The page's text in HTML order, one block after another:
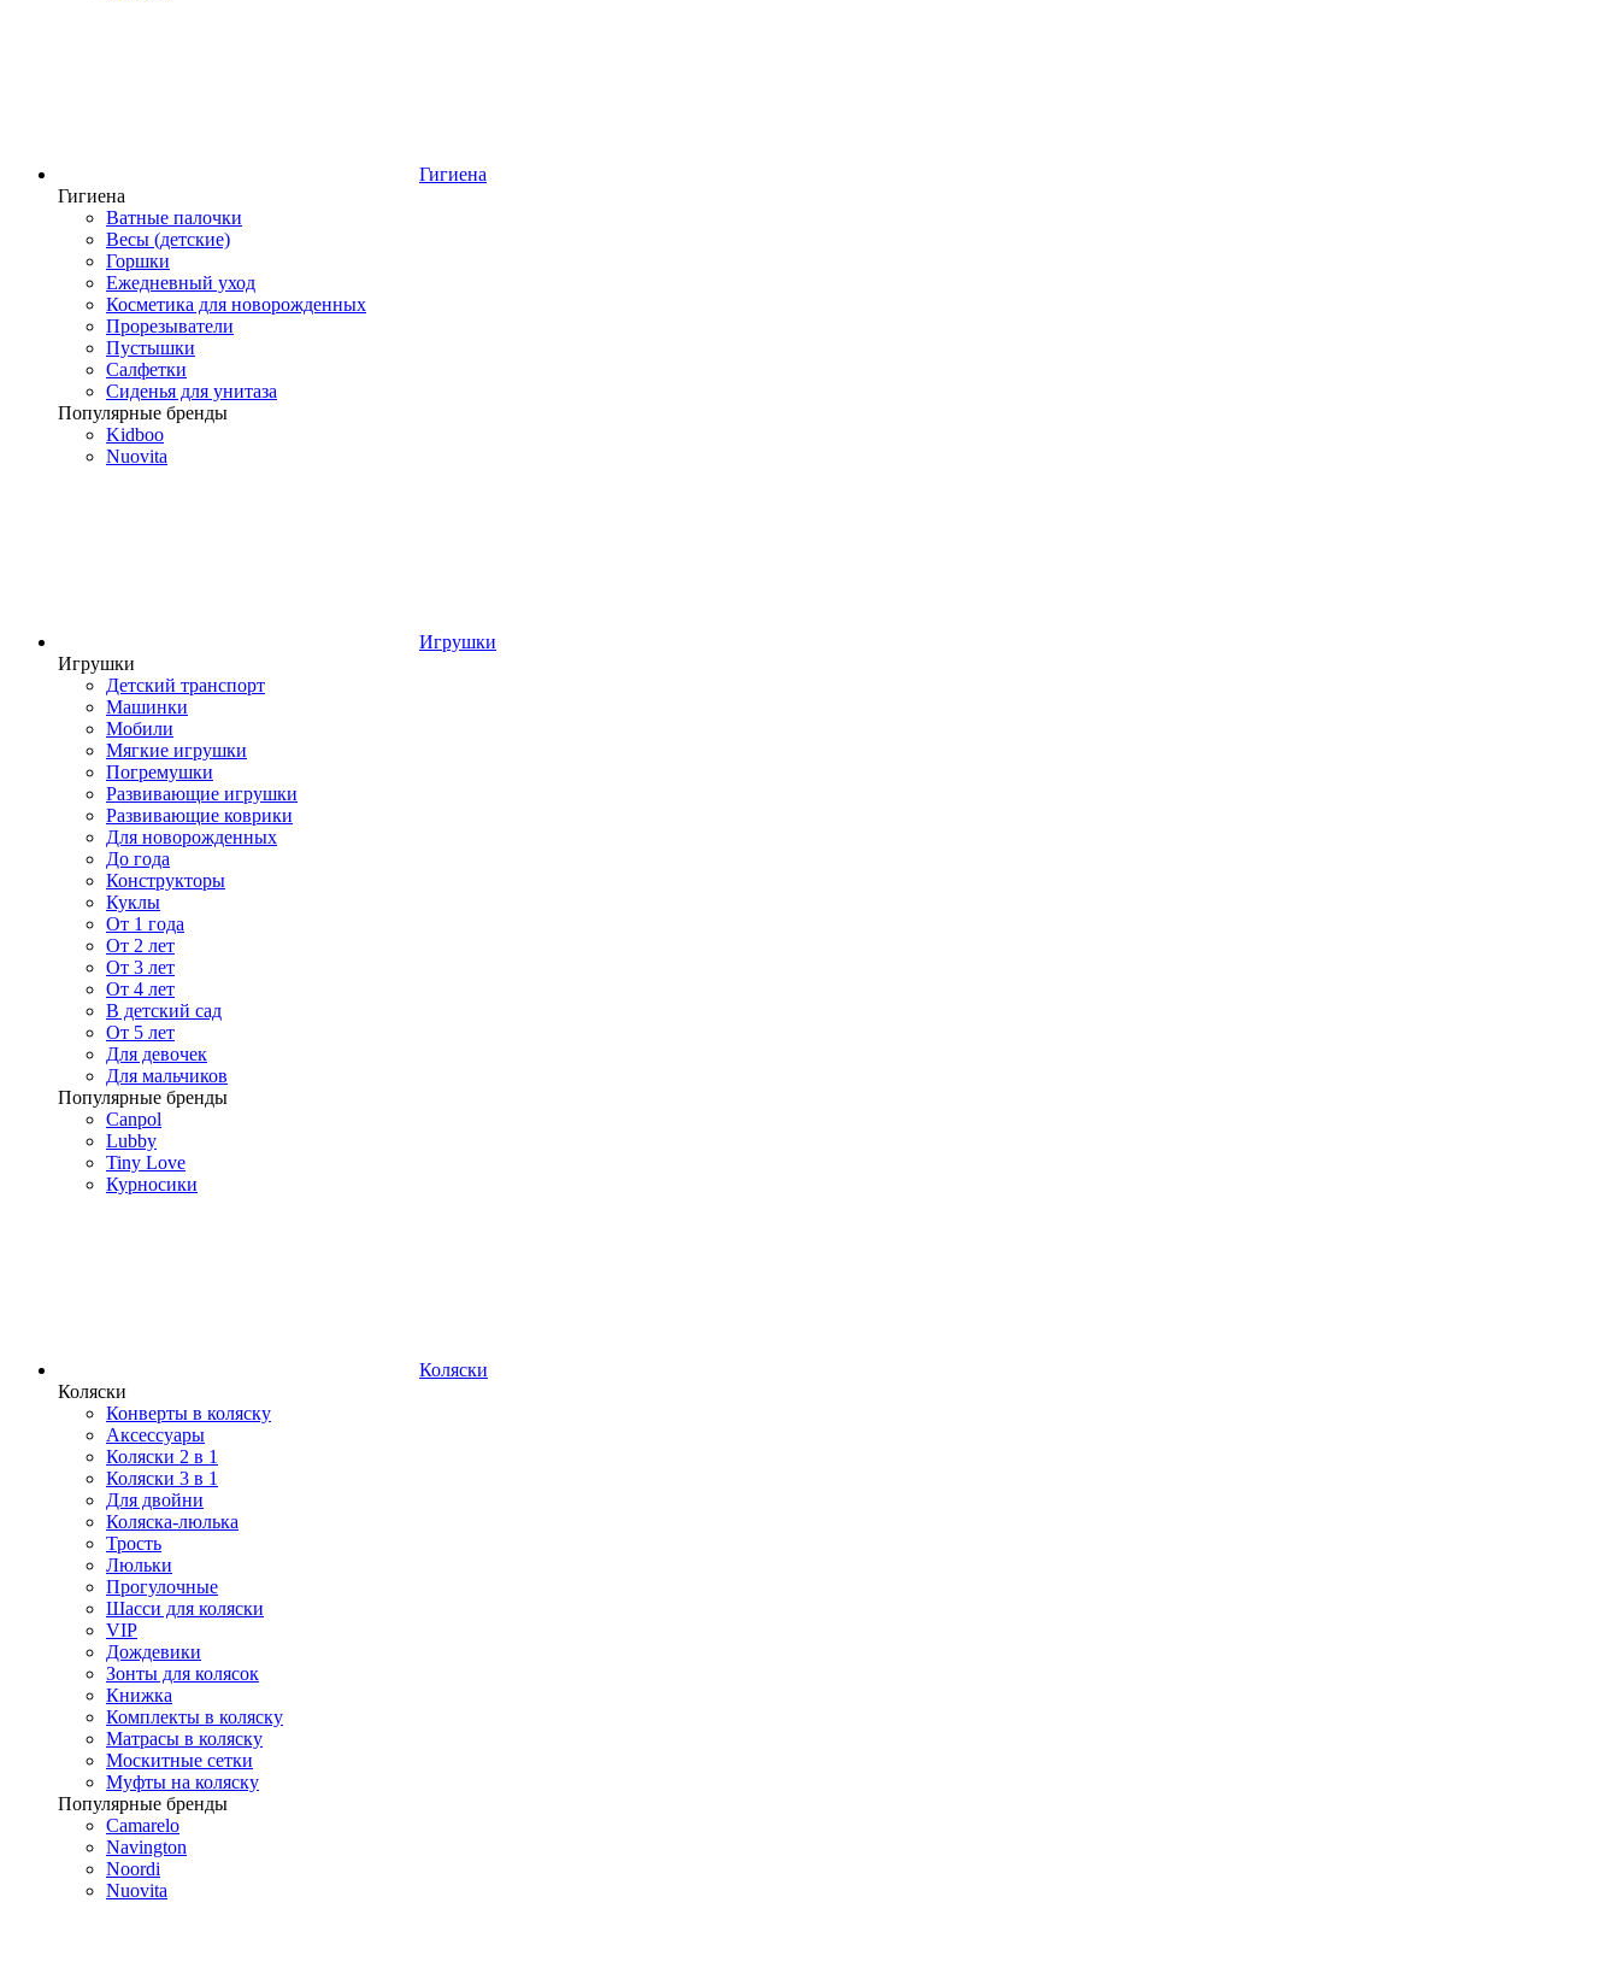
Гигиена
Гигиена
Ватные палочки
Весы (детские)
Горшки
Ежедневный уход
Косметика для новорожденных
Прорезыватели
Пустышки
Салфетки
Сиденья для унитаза
Популярные бренды
Kidboo
Nuovita
Игрушки
Игрушки
Детский транспорт
Машинки
Мобили
Мягкие игрушки
Погремушки
Развивающие игрушки
Развивающие коврики
Для новорожденных
До года
Конструкторы
Куклы
От 1 года
От 2 лет
От 3 лет
От 4 лет
В детский сад
От 5 лет
Для девочек
Для мальчиков
Популярные бренды
Canpol
Lubby
Tiny Love
Курносики
Коляски
Коляски
Конверты в коляску
Аксессуары
Коляски 2 в 1
Коляски 3 в 1
Для двойни
Коляска-люлька
Трость
Люльки
Прогулочные
Шасси для коляски
VIP
Дождевики
Зонты для колясок
Книжка
Комплекты в коляску
Матрасы в коляску
Москитные сетки
Муфты на коляску
Популярные бренды
Camarelo
Navington
Noordi
Nuovita